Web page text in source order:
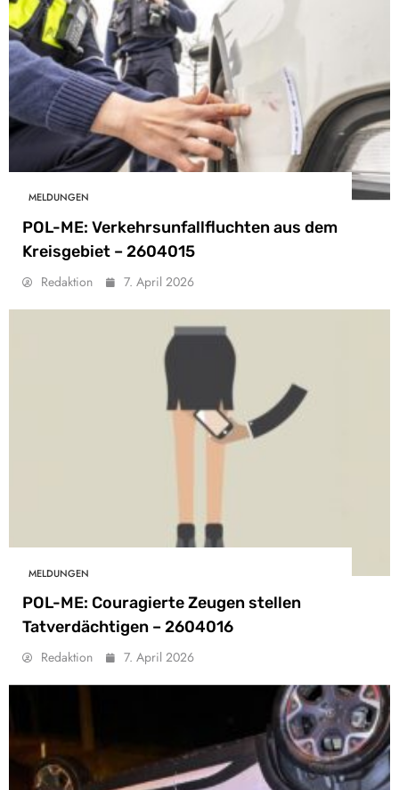
MELDUNGEN
POL-ME: Verkehrsunfallfluchten aus dem
Kreisgebiet – 2604015
Redaktion 7. April 2026
MELDUNGEN
POL-ME: Couragierte Zeugen stellen
Tatverdächtigen – 2604016
Redaktion 7. April 2026